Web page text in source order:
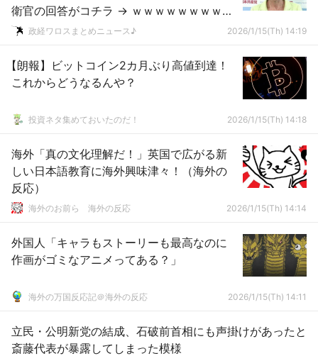
衛官の回答がコチラ → ｗｗｗｗｗｗｗｗｗ
ｗｗｗｗｗｗｗｗｗｗｗｗ
政経ワロスまとめニュース♪ 2026/1/15(Th) 14:19
【朗報】ビットコイン2カ月ぶり高値到達！
これからどうなるんや？
投資ネタ集めておいたのだ！ 2026/1/15(Th) 14:18
海外「真の文化理解だ！」英国で広がる新
しい日本語教育に海外興味津々！（海外の
反応）
海外のお前ら 海外の反応 2026/1/15(Th) 14:14
外国人「キャラもストーリーも最高なのに
作画がゴミなアニメってある？」
海外の万国反応記＠海外の反応 2026/1/15(Th) 14:11
立民・公明新党の結成、石破前首相にも声掛けがあったと
斎藤代表が暴露してしまった模様